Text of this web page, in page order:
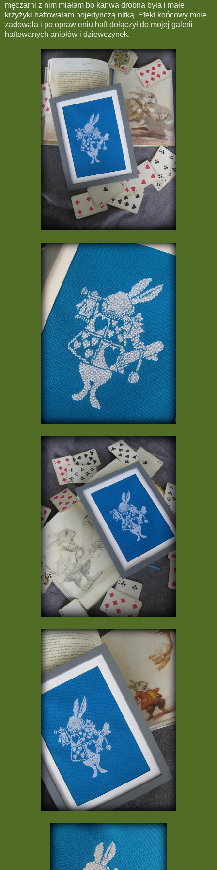
męczarni z nim miałam bo kanwa drobna była i małe
krzyżyki haftowałam pojedynczą nitką. Efekt końcowy mnie
zadowala i po oprawieniu haft dołączył do mojej galerii
haftowanych aniołów i dziewczynek.